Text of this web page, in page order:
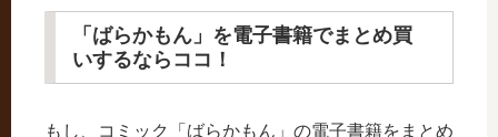
「ばらかもん」を電子書籍でまとめ買
いするならココ！
もし、コミック「ばらかもん」の電子書籍をまとめ